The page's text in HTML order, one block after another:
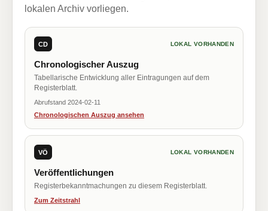
lokalen Archiv vorliegen.
CD LOKAL VORHANDEN
Chronologischer Auszug
Tabellarische Entwicklung aller Eintragungen auf dem
Registerblatt.
Abrufstand 2024-02-11
Chronologischen Auszug ansehen
VÖ LOKAL VORHANDEN
Veröffentlichungen
Registerbekanntmachungen zu diesem Registerblatt.
Zum Zeitstrahl